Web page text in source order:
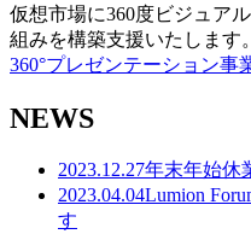
仮想市場に360度ビジュア
組みを構築支援いたします。
360°プレゼンテーション事
NEWS
2023.12.27年末年始休
2023.04.04Lumion
す